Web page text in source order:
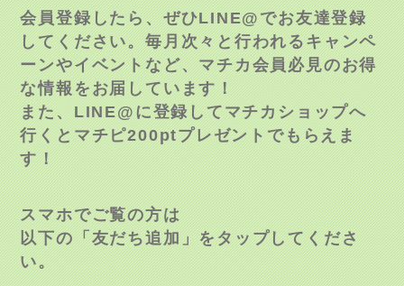
会員登録したら、ぜひLINE@でお友達登録
してください。毎月次々と行われるキャンペ
ーンやイベントなど、マチカ会員必見のお得
な情報をお届しています！
また、LINE@に登録してマチカショップへ
行くとマチピ200ptプレゼントでもらえま
す！
スマホでご覧の方は
以下の「友だち追加」をタップしてくださ
い。